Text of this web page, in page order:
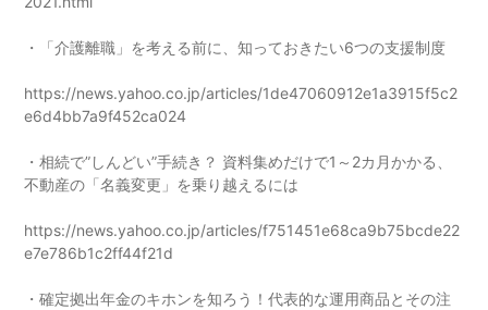
・「介護離職」を考える前に、知っておきたい6つの支援制度
https://news.yahoo.co.jp/articles/1de47060912e1a3915f5c2
e6d4bb7a9f452ca024
・相続で”しんどい”手続き？ 資料集めだけで1～2カ月かかる、
不動産の「名義変更」を乗り越えるには
https://news.yahoo.co.jp/articles/f751451e68ca9b75bcde22
e7e786b1c2ff44f21d
・確定拠出年金のキホンを知ろう！代表的な運用商品とその注